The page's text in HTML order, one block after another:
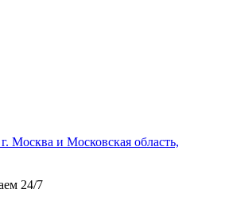
и Московская область,
24/7